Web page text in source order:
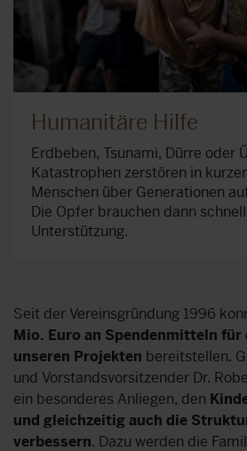
Humanitäre Hilfe
Erdbeben, Tsunami, Dürre oder
Katastrophen zerstören in
Menschen über Generationen
Die Opfer brauchen dann
Unterstützung.
Seit der Vereinsgründung 1996
Mio. Euro an Spendenmitteln für
unseren Projekten bereitstellen.
und Vorstandsvorsitzender Dr.
ein besonderes Anliegen, den
und gleichzeitig auch die
verbessern. Dazu werden die